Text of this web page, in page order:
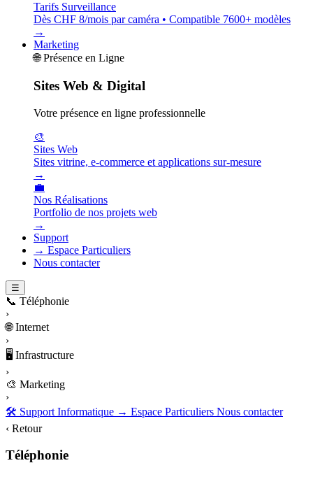
Tarifs Surveillance
Dès CHF 8/mois par caméra • Compatible 7600+ modèles
→
Marketing
🌐 Présence en Ligne
Sites Web & Digital
Votre présence en ligne professionnelle
🎨
Sites Web
Sites vitrine, e-commerce et applications sur-mesure
→
💼
Nos Réalisations
Portfolio de nos projets web
→
Support
→ Espace Particuliers
Nous contacter
☰
📞 Téléphonie
›
🌐 Internet
›
🖥️ Infrastructure
›
🎨 Marketing
›
🛠️ Support Informatique → Espace Particuliers Nous contacter
‹ Retour
Téléphonie